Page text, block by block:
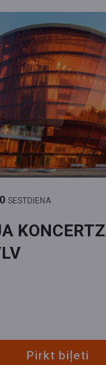
SESTDIENA
Pirkt biļeti